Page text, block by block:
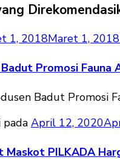
1, 2018Maret 1, 2018
Promosi Fauna
April 12, 2020
Maskot PILKADA